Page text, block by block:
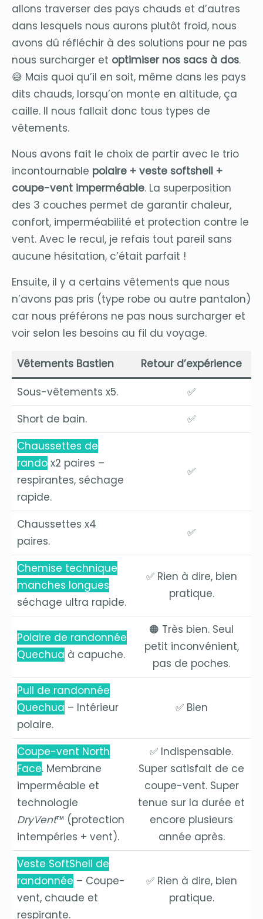
allons traverser des pays chauds et d’autres
dans lesquels nous aurons plutôt froid, nous
avons dû réfléchir à des solutions pour ne pas
nous surcharger et optimiser nos sacs à dos.
😅 Mais quoi qu’il en soit, même dans les pays
dits chauds, lorsqu’on monte en altitude, ça
caille. Il nous fallait donc tous types de
vêtements.
Nous avons fait le choix de partir avec le trio
incontournable polaire + veste softshell +
coupe-vent imperméable. La superposition
des 3 couches permet de garantir chaleur,
confort, imperméabilité et protection contre le
vent. Avec le recul, je refais tout pareil sans
aucune hésitation, c’était parfait !
Ensuite, il y a certains vêtements que nous
n’avons pas pris (type robe ou autre pantalon)
car nous préférons ne pas nous surcharger et
voir selon les besoins au fil du voyage.
Vêtements Bastien
Retour d’expérience
Sous-vêtements x5.
✅
Short de bain.
✅
Chaussettes de
randox2 paires –
respirantes, séchage
rapide.
✅
Chaussettes x4
paires.
✅
Chemise technique
manches longues
séchage ultra rapide.
✅ Rien à dire, bien
pratique.
Polaire de randonnée
Quechua à capuche.
🟠 Très bien. Seul
petit inconvénient,
pas de poches.
Pull de randonnée
Quechua – Intérieur
polaire.
✅ Bien
Coupe-vent North
Face. Membrane
imperméable et
technologie
DryVent™ (protection
intempéries + vent).
✅ Indispensable.
Super satisfait de ce
coupe-vent. Super
tenue sur la durée et
encore plusieurs
année après.
Veste SoftShell de
randonnée – Coupe-
vent, chaude et
respirante.
✅ Rien à dire, bien
pratique.